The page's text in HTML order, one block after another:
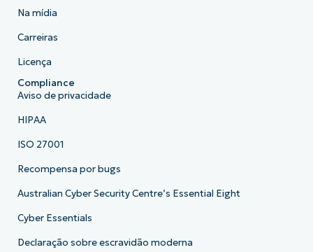
Na mídia
Carreiras
Licença
Compliance
Aviso de privacidade
HIPAA
ISO 27001
Recompensa por bugs
Australian Cyber Security Centre’s Essential Eight
Cyber Essentials
Declaração sobre escravidão moderna